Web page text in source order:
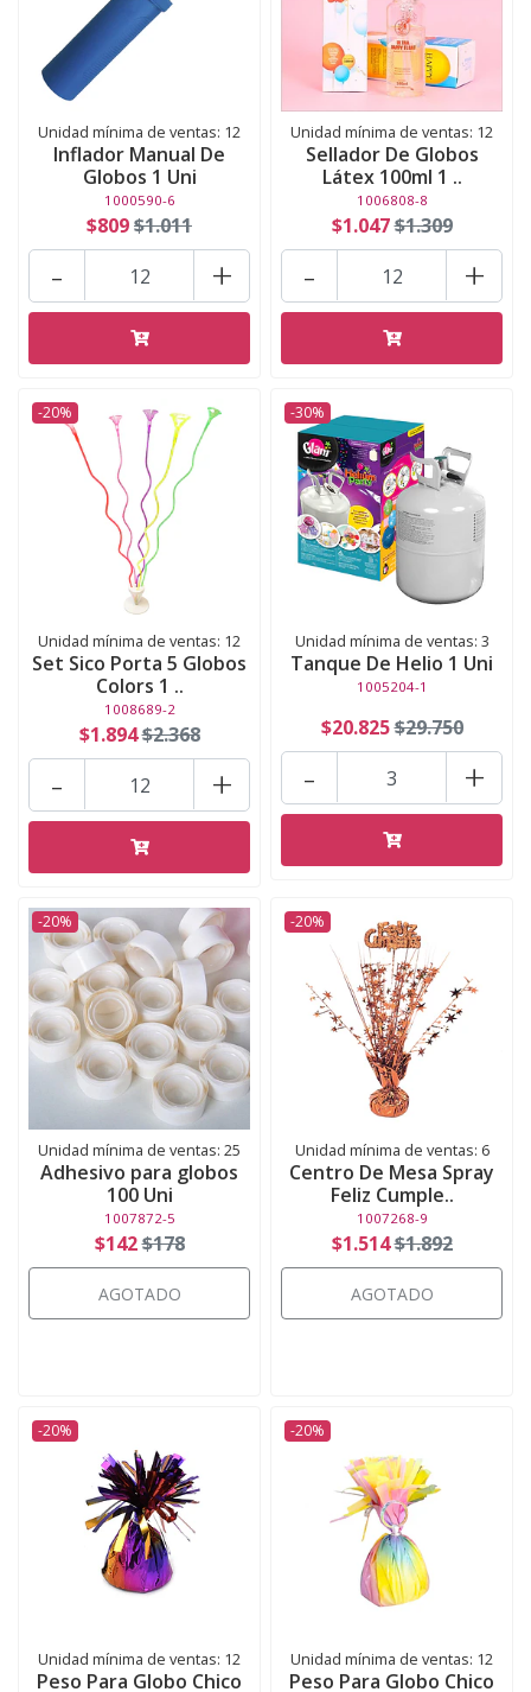
Unidad mínima de ventas: 12
Inflador Manual De
Globos 1 Uni
1000590-6
$809$1.011
+
-
Unidad mínima de ventas: 12
Sellador De Globos
Látex 100ml 1 ..
1006808-8
$1.047$1.309
+
-
-20%
Unidad mínima de ventas: 12
Set Sico Porta 5 Globos
Colors 1 ..
1008689-2
$1.894$2.368
+
-
-30%
Unidad mínima de ventas: 3
Tanque De Helio 1 Uni
1005204-1
$20.825$29.750
+
-
-20%
Unidad mínima de ventas: 25
Adhesivo para globos
100 Uni
1007872-5
$142$178
AGOTADO
-20%
Unidad mínima de ventas: 6
Centro De Mesa Spray
Feliz Cumple..
1007268-9
$1.514$1.892
AGOTADO
-20%
Unidad mínima de ventas: 12
Peso Para Globo Chico
-20%
Unidad mínima de ventas: 12
Peso Para Globo Chico